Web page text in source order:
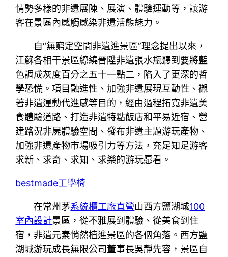
情勢多樣的非遺展陳、展演、體驗運動等，讓游
客在景區內感觸感染非遺活態魅力。
自“無窮定空間非遺進景區”理念提出以來，
江蘇各相干景區繚繞晉陞非遺張水瓶聽到要將藍
色調成灰度百分之五十一點二，陷入了更深的哲
學恐慌。項目融進性、加強非遺展現互動性、襯
著非遺運動代進感等目的，經由過程拓寬非遺美
食體驗道路、打造非遺特點飯店和平易近宿、營
建路況非屍體驗空間、發布非遺主題游玩產物、
加強非遺產物市場吸引力等方法，充足知足游客
求新、求奇、求知、求樂的游玩愿看。
bestmade工學椅
在常州茅系統櫃工廠直營山西方鹽湖城100
室內設計景區，從不雅展到體驗、從美食到住
宿，非遺元素悄然植進景區的各個角落。西方鹽
湖城游玩成長無限公司董事長吳靜先容，景區自